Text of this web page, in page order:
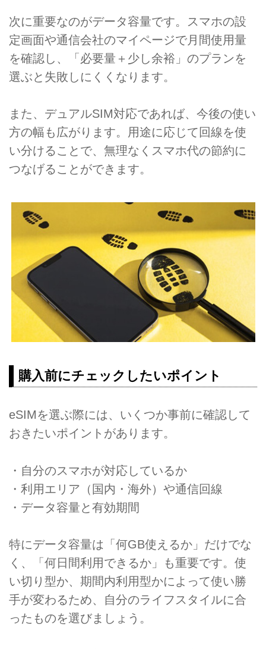
次に重要なのがデータ容量です。スマホの設
定画面や通信会社のマイページで月間使用量
を確認し、「必要量＋少し余裕」のプランを
選ぶと失敗しにくくなります。
また、デュアルSIM対応であれば、今後の使い
方の幅も広がります。用途に応じて回線を使
い分けることで、無理なくスマホ代の節約に
つなげることができます。
購入前にチェックしたいポイント
eSIMを選ぶ際には、いくつか事前に確認して
おきたいポイントがあります。
・自分のスマホが対応しているか
・利用エリア（国内・海外）や通信回線
・データ容量と有効期間
特にデータ容量は「何GB使えるか」だけでな
く、「何日間利用できるか」も重要です。使
い切り型か、期間内利用型かによって使い勝
手が変わるため、自分のライフスタイルに合
ったものを選びましょう。